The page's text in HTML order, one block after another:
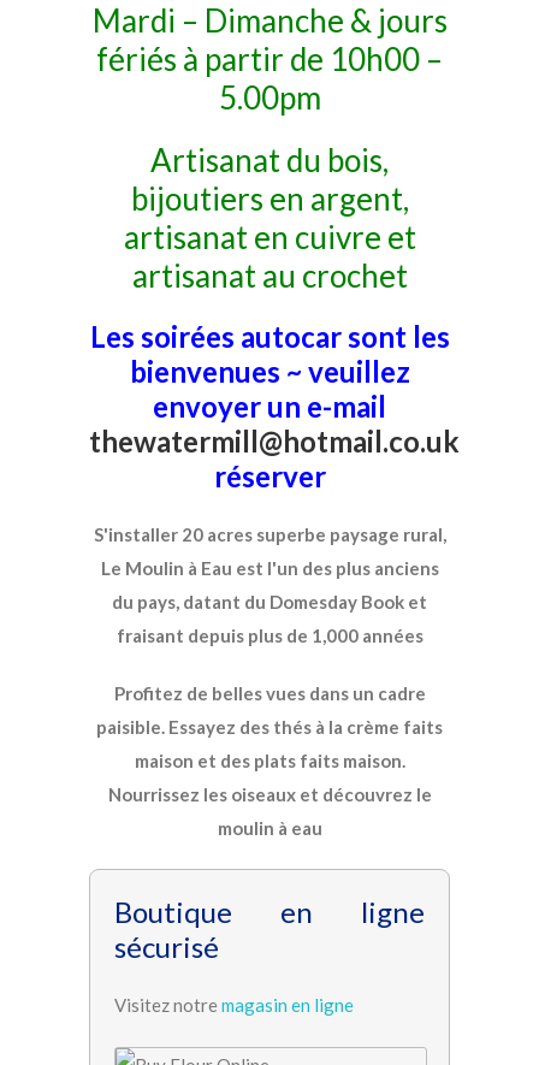
Mardi – Dimanche & jours
fériés à partir de 10h00 –
5.00pm
Artisanat du bois,
bijoutiers en argent,
artisanat en cuivre et
artisanat au crochet
Les soirées autocar sont les
bienvenues ~ veuillez
envoyer un e-mail
thewatermill@hotmail.co.uk
réserver
S'installer 20 acres superbe paysage rural,
Le Moulin à Eau est l'un des plus anciens
du pays, datant du Domesday Book et
fraisant depuis plus de 1,000 années
Profitez de belles vues dans un cadre
paisible. Essayez des thés à la crème faits
maison et des plats faits maison.
Nourrissez les oiseaux et découvrez le
moulin à eau
Boutique en ligne
sécurisé
Visitez notremagasin en ligne